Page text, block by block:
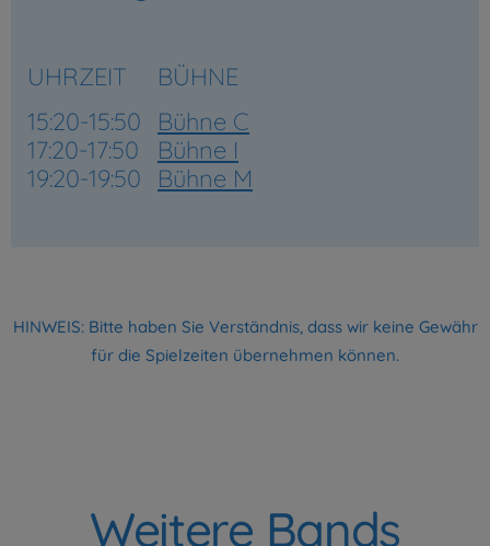
UHRZEIT
BÜHNE
15:20-15:50
Bühne C
17:20-17:50
Bühne I
19:20-19:50
Bühne M
HINWEIS: Bitte haben Sie Verständnis, dass wir keine Gewähr
für die Spielzeiten übernehmen können.
Weitere Bands